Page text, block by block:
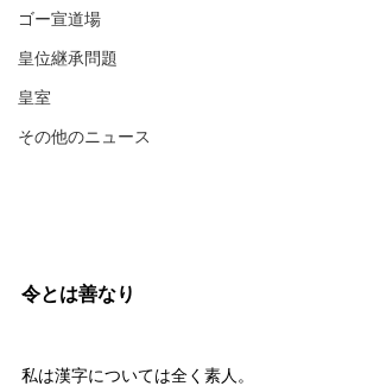
ゴー宣道場
皇位継承問題
皇室
その他のニュース
令とは善なり
私は漢字については全く素人。